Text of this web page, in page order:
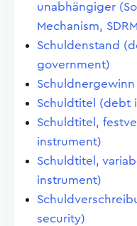
unabhängiger
Mechanism,
Schuldenstand
government)
Schuldtitel (debt
Schuldtitel,
instrument)
Schuldtitel,
instrument)
security)